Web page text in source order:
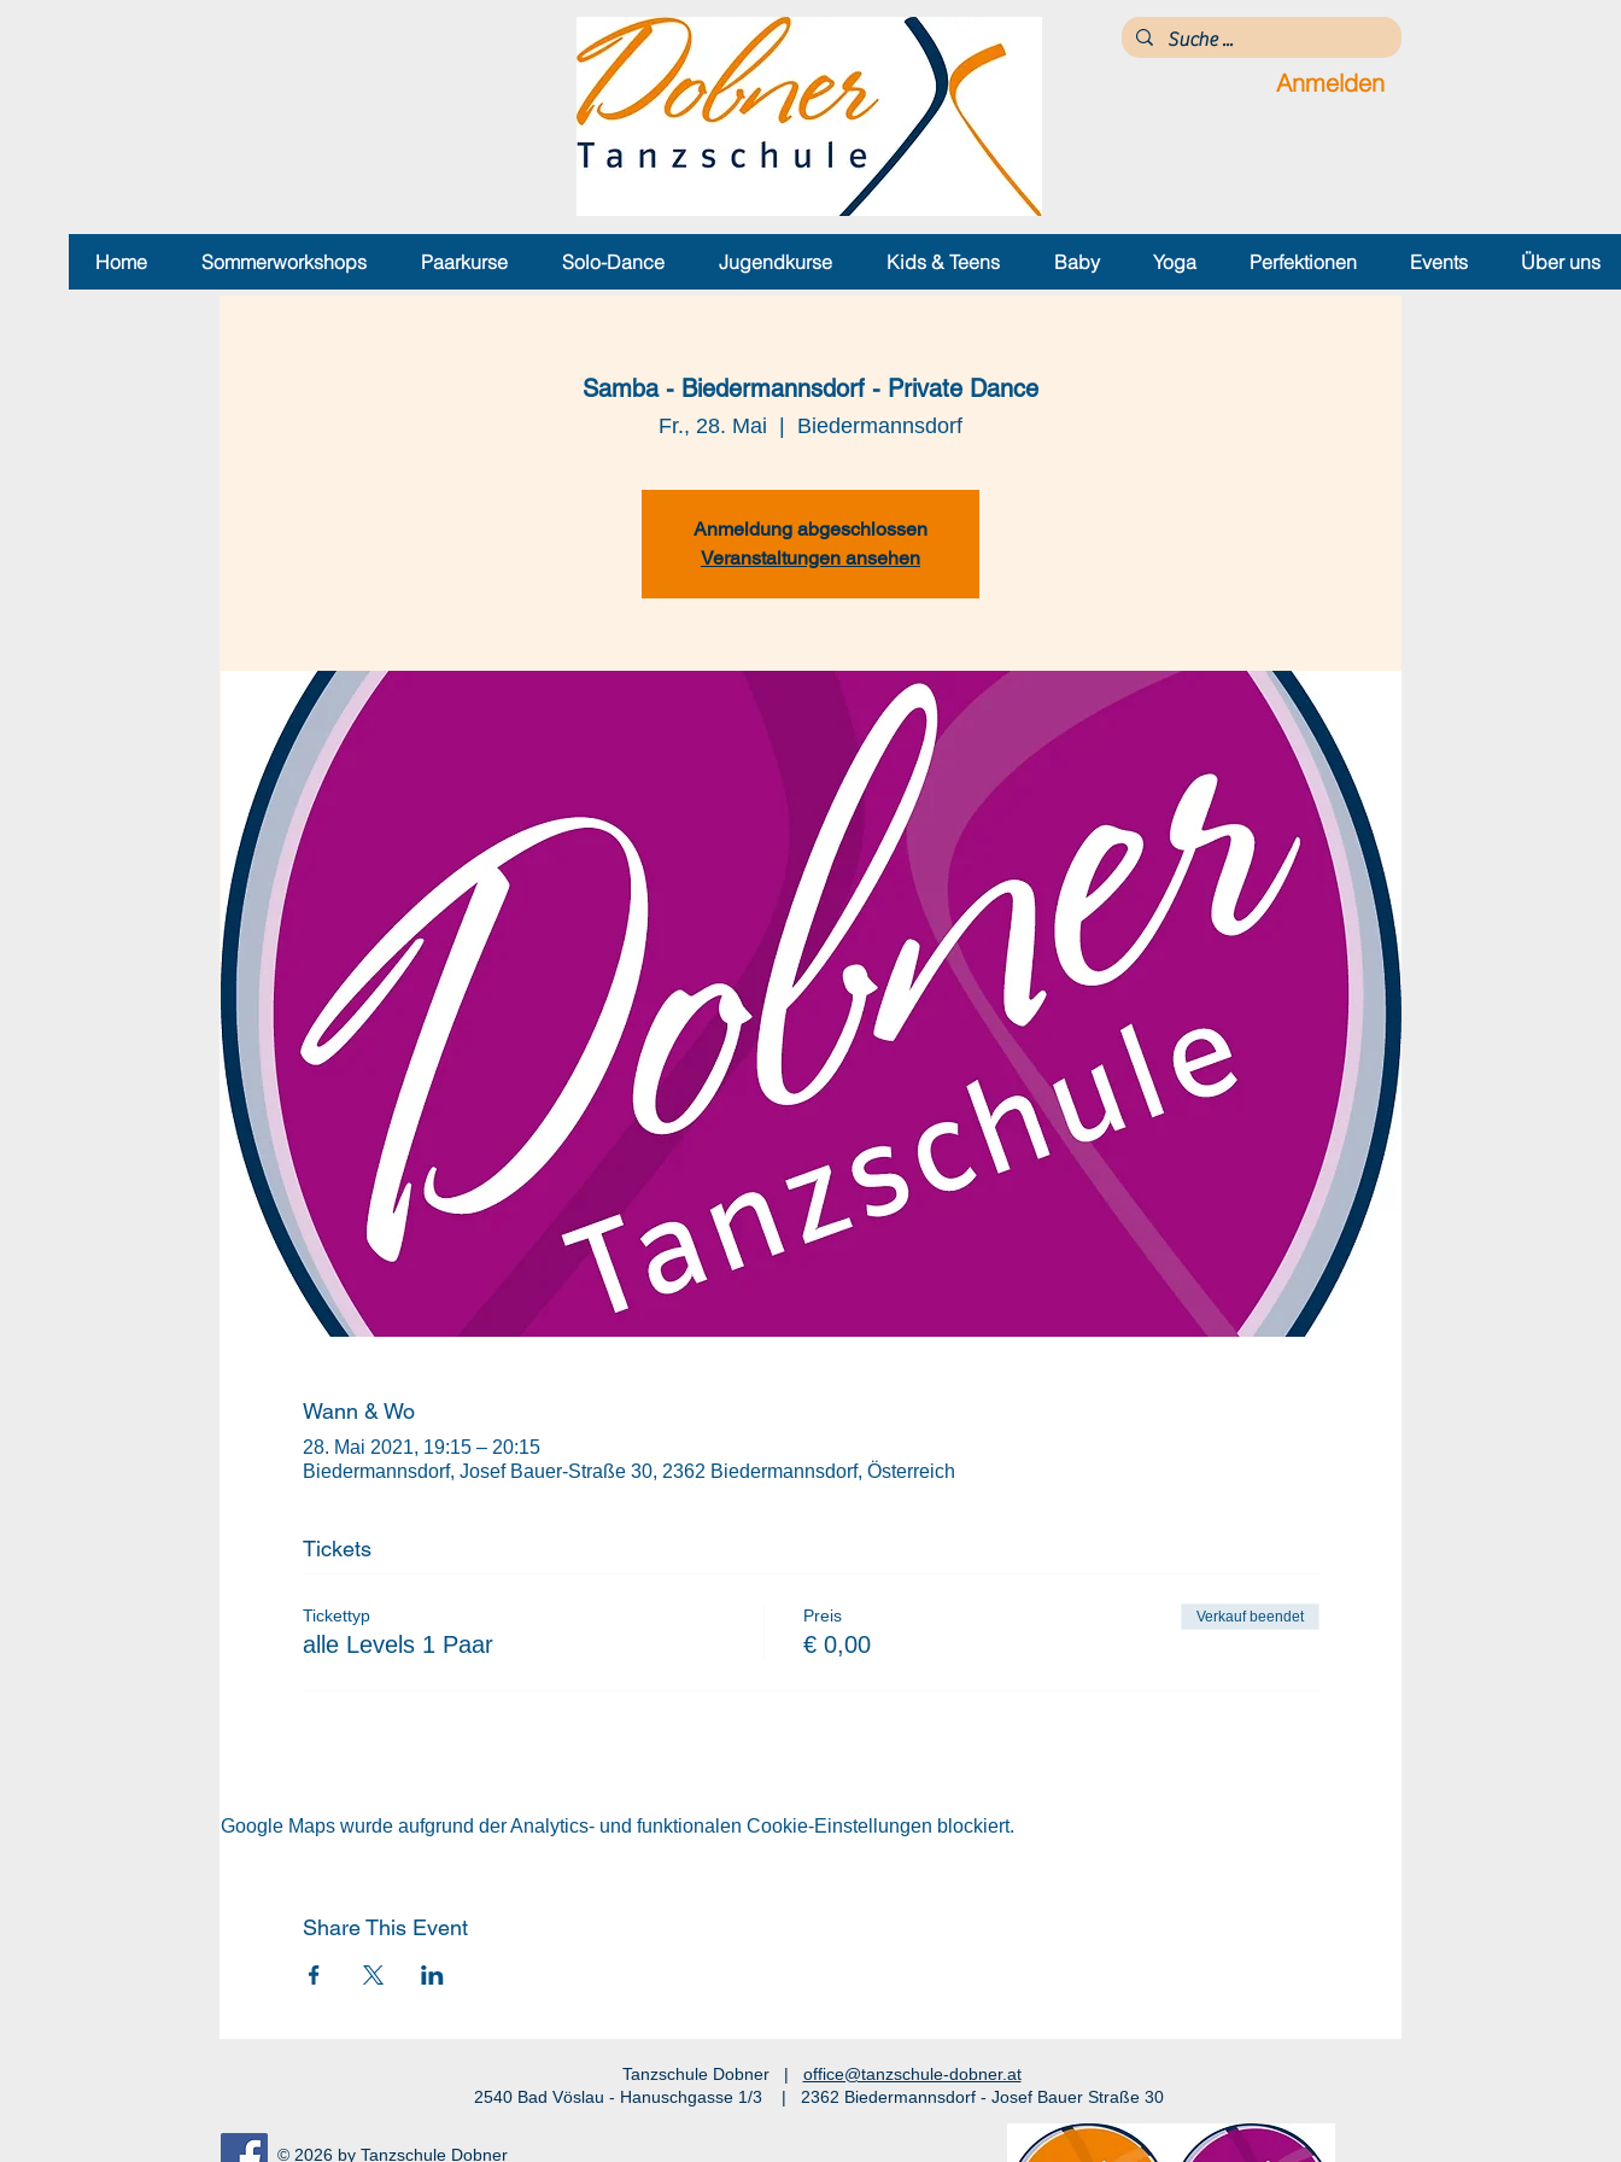
Anmelden
Home Sommerworkshops Paarkurse Solo-Dance Jugendkurse Kids & Teens Baby Yoga Perfektionen Events Über uns
Samba - Biedermannsdorf - Private Dance
Fr., 28. Mai Biedermannsdorf
Anmeldung abgeschlossen
Veranstaltungen ansehen
Wann & Wo
28. Mai 2021, 19:15 – 20:15
Biedermannsdorf, Josef Bauer-Straße 30, 2362 Biedermannsdorf, Österreich
Tickets
Tickettyp
alle Levels 1 Paar
Preis
€ 0,00
Verkauf beendet
Google Maps wurde aufgrund der Analytics- und funktionalen Cookie-Einstellungen blockiert.
Share This Event
Tanzschule Dobner | office@tanzschule-dobner.at
2540 Bad Vöslau - Hanuschgasse 1/3 | 2362 Biedermannsdorf - Josef Bauer Straße 30
© 2026 by Tanzschule Dobner